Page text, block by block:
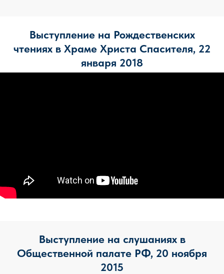
Выступление на Рождественских
чтениях в Храме Христа Спасителя, 22
января 2018
Выступление на слушаниях в
Общественной палате РФ, 20 ноября
2015